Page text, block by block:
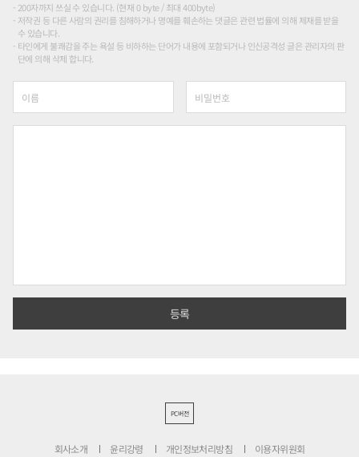
200자까지 쓰실 수 있습니다. (현재 0 byte / 최대 400byte)
저작권 등 다른 사람의 권리를 침해하거나 명예를 훼손하는 댓글은 관련 법률에 의해 제재를 받을
수 있습니다.
타인에게 불쾌감을 주는 욕설 등 비하하는 단어가 내용에 포함되거나 인신공격성 글은 관리자의 판
단에 의해 삭제 합니다.
PC버전
회사소개 윤리강령 개인정보처리방침 이용자위원회